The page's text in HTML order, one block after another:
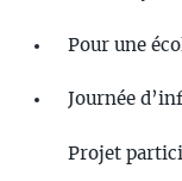
Pour une
Journée
Projet